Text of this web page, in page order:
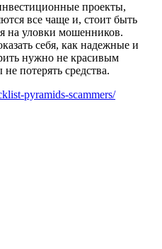
проекты,
все чаще и, стоит быть
на уловки мошенников.
себя, как надежные и
нужно не красивым
потерять средства.
pyramids-scammers/